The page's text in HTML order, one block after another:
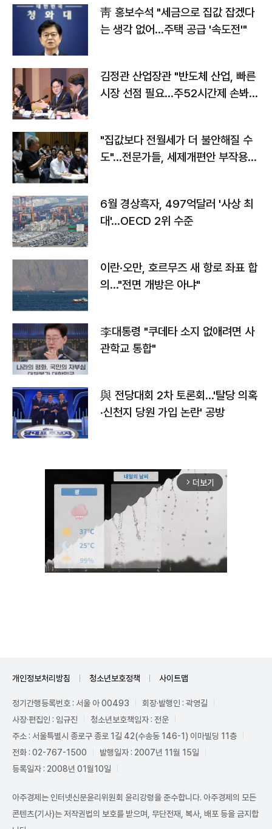
靑 홍보수석 "세금으로 집값 잡겠다
는 생각 없어…주택 공급 '속도전'"
김정관 산업장관 "반도체 산업, 빠른
시장 선점 필요…주52시간제 손봐
"집값보다 전월세가 더 불안해질 수
도"…전문가들, 세제개편안 부작용
6월 경상흑자, 497억달러 '사상 최
대'…OECD 2위 수준
이란·오만, 호르무즈 새 항로 좌표 합
의…"전면 개방은 아냐"
李대통령 "쿠데타 소지 없애려면 사
관학교 통합"
與 전당대회 2차 토론회…'탈당 의혹
·신천지 당원 가입 논란' 공방
arrow_forward_ios 더보기
개인정보처리방침 청소년보호정책 사이트맵
정기간행등록번호 : 서울 아 00493
회장·발행인 : 곽영길
사장·편집인 : 임규진
청소년보호책임자 : 전운
주소 : 서울특별시 종로구 종로 1길 42(수송동 146-1) 이마빌딩 11층
전화 : 02-767-1500
발행일자 : 2007년 11월 15일
등록일자 : 2008년 01월10일
아주경제는 인터넷신문윤리위원회 윤리강령을 준수합니다. 아주경제의 모든
콘텐츠(기사)는 저작권법의 보호를 받으며, 무단전재, 복사, 배포 등을 금지합